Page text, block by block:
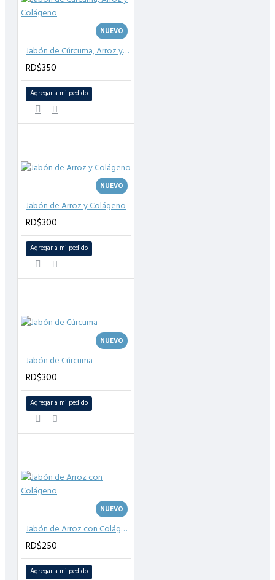
NUEVO
Jabón de Cúrcuma, Arroz y Colágeno
RD$350
Agregar a mi pedido
NUEVO
Jabón de Arroz y Colágeno
RD$300
Agregar a mi pedido
NUEVO
Jabón de Cúrcuma
RD$300
Agregar a mi pedido
NUEVO
Jabón de Arroz con Colágeno
RD$250
Agregar a mi pedido